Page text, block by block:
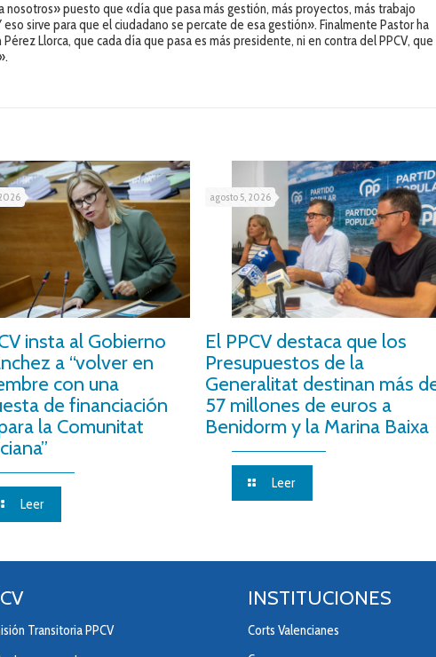
nosotros» puesto que «día que pasa más gestión, más proyectos, más trabajo
sirve para que el ciudadano se percate de esa gestión». Finalmente Pastor ha
Llorca, que cada día que pasa es más presidente, ni en contra del PPCV, que
insta al Gobierno
a “volver en
con una
de financiación
la Comunitat
Leer
agosto 5, 2026
El PPCV destaca que los
Presupuestos de la
Generalitat destinan más
57 millones de euros a
Benidorm y la Marina Baixa
Leer
Transitoria PPCV
INSTITUCIONES
Corts Valencianes